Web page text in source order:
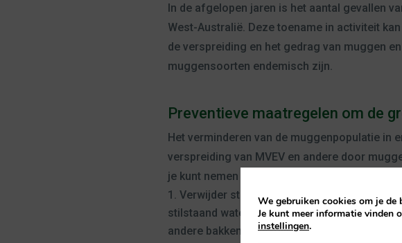
In de afgelopen jaren is het aantal gevallen
West-Australië. Deze toename in activiteit
de verspreiding en het gedrag van muggen
muggensoorten endemisch zijn.
Preventieve maatregelen om de
Het verminderen van de muggenpopulatie in
verspreiding van MVEV en andere door
je kunt nemen om de groei van de
Verwijder stilstaand water: Muggen
stilstaand water uit uw huis te verwijderen.
andere bakken met water.
We gebruiken cookies om je de
Je kunt meer informatie vinden
instellingen.